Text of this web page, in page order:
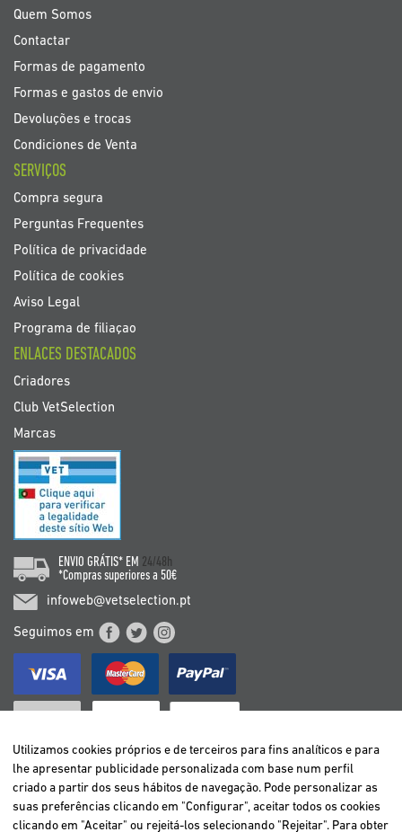
noticias
Quem Somos
Contactar
Formas de pagamento
Formas e gastos de envio
Devoluções e trocas
Condiciones de Venta
SERVIÇOS
Compra segura
Perguntas Frequentes
Política de privacidade
Política de cookies
Aviso Legal
Programa de filiaçao
ENLACES DESTACADOS
Criadores
Club VetSelection
Marcas
ENVIO GRÁTIS* EM 24/48h
*Compras superiores a 50€
infoweb@vetselection.pt
Seguimos em
BELGIË / BELGIQUE
DEUTSCHLAND
Utilizamos cookies próprios e de terceiros para fins analíticos e para
lhe apresentar publicidade personalizada com base num perfil
criado a partir dos seus hábitos de navegação. Pode personalizar as
suas preferências clicando em "Configurar", aceitar todos os cookies
clicando em "Aceitar" ou rejeitá-los selecionando "Rejeitar". Para obter